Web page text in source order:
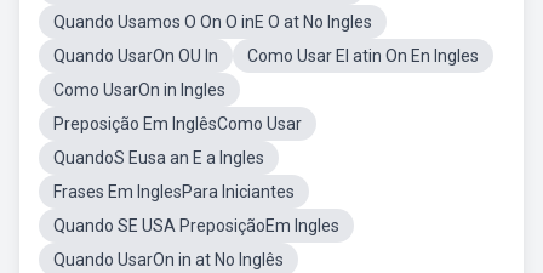
Quando Usamos O On O inE O at No Ingles
Quando UsarOn OU In
Como Usar El atin On En Ingles
Como UsarOn in Ingles
Preposição Em InglêsComo Usar
QuandoS Eusa an E a Ingles
Frases Em InglesPara Iniciantes
Quando SE USA PreposiçãoEm Ingles
Quando UsarOn in at No Inglês